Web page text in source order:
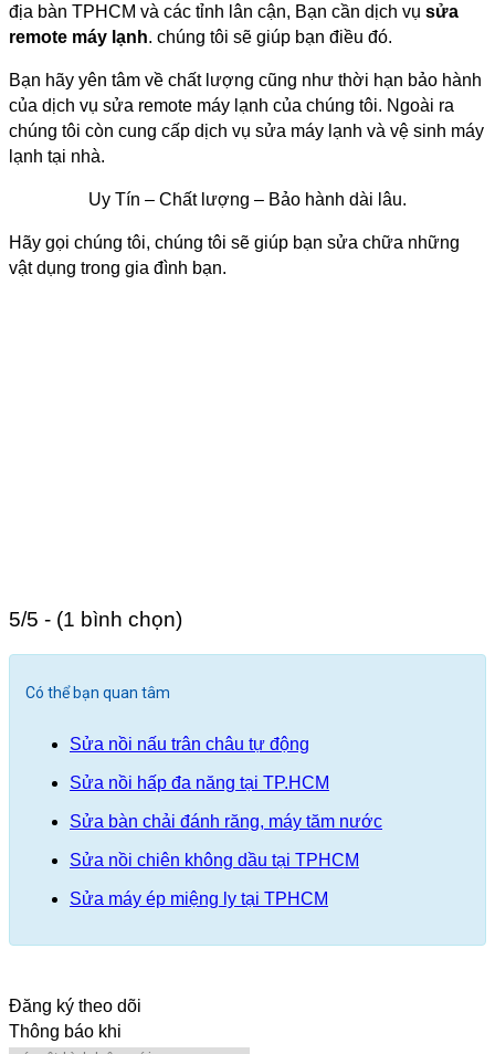
địa bàn TPHCM và các tỉnh lân cận, Bạn cần dịch vụ sửa
remote máy lạnh. chúng tôi sẽ giúp bạn điều đó.
Bạn hãy yên tâm về chất lượng cũng như thời hạn bảo hành
của dịch vụ sửa remote máy lạnh của chúng tôi. Ngoài ra
chúng tôi còn cung cấp dịch vụ sửa máy lạnh và vệ sinh máy
lạnh tại nhà.
Uy Tín – Chất lượng – Bảo hành dài lâu.
Hãy gọi chúng tôi, chúng tôi sẽ giúp bạn sửa chữa những
vật dụng trong gia đình bạn.
5/5 - (1 bình chọn)
Có thể bạn quan tâm
Sửa nồi nấu trân châu tự động
Sửa nồi hấp đa năng tại TP.HCM
Sửa bàn chải đánh răng, máy tăm nước
Sửa nồi chiên không dầu tại TPHCM
Sửa máy ép miệng ly tại TPHCM
Đăng ký theo dõi
Thông báo khi